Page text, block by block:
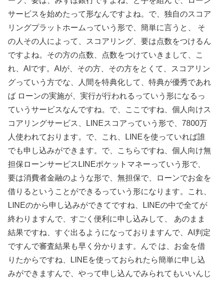
サービスを始めたって形なんですよね。で、独自のスコア
リングプラットホームっていう形で、簡単に言うと、 そ
の人その人によって、スコアリング、要は点数をつけるん
ですよね。その方の点数、点数をつけていきまして、こ
れ、AIです。AIが、その方、その方をとくて、スコアリン
グっていう方でな、人間を特典化して、特典が優秀であれ
ば ローンの実施が、実行が行われるっていう形になるっ
ていうサービスなんですね。で、ここですね、個人向けス
コアリングサービス、LINEスコアっていう形で、7800万
人使われております。で、これ、LINEを使っていれば誰
でも申し込みができます。で、こちらですね、個人向け無
担保ローンサービスLINEポケットマネーっていう形で、
要は消費者金融のような形で、無担保で、ローンでお金を
借りるということができるっていう形になります。これ、
LINEのから申し込みができてですね、LINEの中で全てが
終わりますんで、すごく便利に申し込みして、 あのまま
結果ですね、すぐ出るようになっておりますんで、AI判定
ですんで審査結果も早く分かります。んで は、お金を借
りたからですね、LINEを使っておられたら簡単に申し込
みができますんで、やって申し込んでみられてもいいんじ